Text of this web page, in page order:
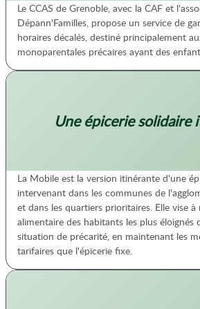
Le CCAS de Grenoble, avec la CAF et
Dépann'Familles, propose un service de
horaires décalés, destiné principalement
monoparentales précaires ayant des
Une épicerie solidaire
La Mobile est la version itinérante d'une
intervenant dans les communes de
et dans les quartiers prioritaires. Elle vise
alimentaire des habitants les plus éloignés
situation de précarité, en maintenant les
tarifaires que l'épicerie fixe.